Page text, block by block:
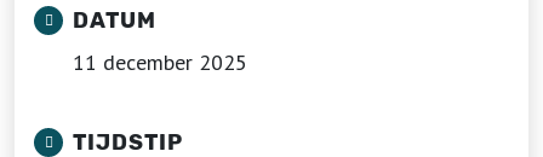
DATUM
11 december 2025
TIJDSTIP